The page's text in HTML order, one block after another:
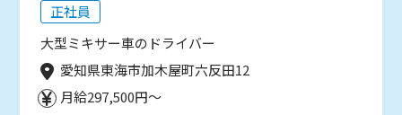
正社員
大型ミキサー車のドライバー
愛知県東海市加木屋町六反田12
月給297,500円～